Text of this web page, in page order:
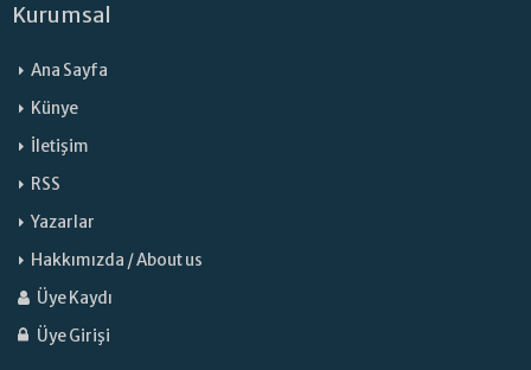
Kurumsal
Ana Sayfa
Künye
İletişim
RSS
Yazarlar
Hakkımızda / About us
Üye Kaydı
Üye Girişi